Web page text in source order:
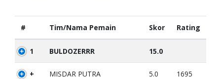
# Tim/Nama Pemain Skor Rating
1 BULDOZERRR 15.0
+ MISDAR PUTRA 5.0 1695